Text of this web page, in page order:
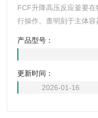
FCF升降高压反应釜要
行操作。查明刻于主体容
产品型号：
更新时间：
2026-01-16